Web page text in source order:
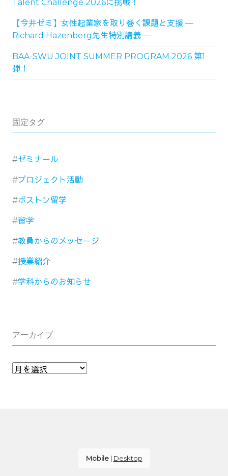
Talent Challenge 2026に挑戦！
【今井ゼミ】女性起業家を取り巻く課題と支援 ―
Richard Hazenberg先生特別講義 ―
BAA-SWU JOINT SUMMER PROGRAM 2026 第1
弾！
固定タグ
ゼミナール
プロジェクト活動
ボストン留学
留学
教員からのメッセージ
授業紹介
学科からのお知らせ
アーカイブ
Mobile| Desktop